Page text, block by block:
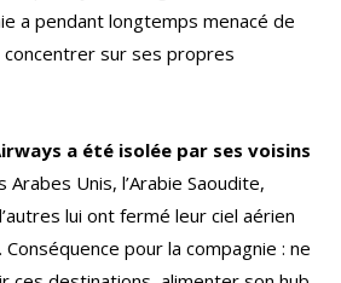
a pendant longtemps menacé de
concentrer sur ses propres
a été isolée par ses voisins
Arabes Unis, l’Arabie Saoudite,
lui ont fermé leur ciel aérien
pour la compagnie : ne